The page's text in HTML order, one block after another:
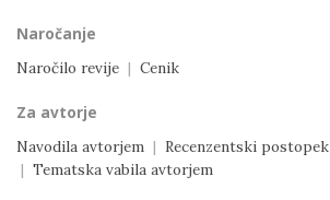
Naročanje
Naročilo revije | Cenik
Za avtorje
Navodila avtorjem | Recenzentski postopek
| Tematska vabila avtorjem